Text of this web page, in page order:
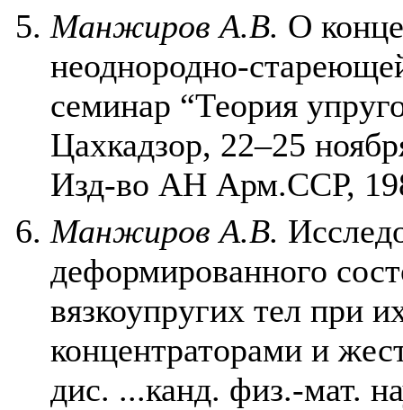
Манжиров А.В. О
неоднородно-
семинар “Теория
Цахкадзор, 22–25
Изд-во АН Арм.ССР,
Манжиров А.В.
деформированного
вязкоупругих тел при
концентраторами и
дис. ...канд. физ.-мат.